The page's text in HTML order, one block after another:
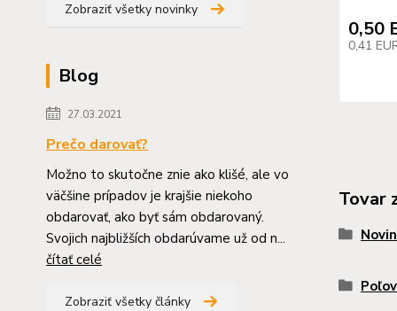
Zobraziť všetky novinky
Blog
27.03.2021
Prečo darovať?
Možno to skutočne znie ako klišé, ale vo
väčšine prípadov je krajšie niekoho
obdarovať, ako byť sám obdarovaný.
Svojich najbližších obdarúvame už od n...
čítať celé
Zobraziť všetky články
0,50
0,41
Tovar